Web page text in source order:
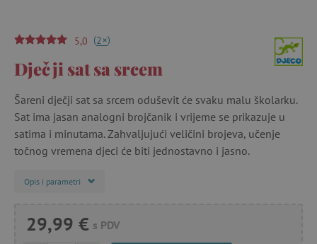
5,0 (2+)
Dječji sat sa srcem
Šareni dječji sat sa srcem oduševit će svaku malu školarku.
Sat ima jasan analogni brojčanik i vrijeme se prikazuje u
satima i minutama. Zahvaljujući veličini brojeva, učenje
točnog vremena djeci će biti jednostavno i jasno.
Opis i parametri
29,99 € s PDV